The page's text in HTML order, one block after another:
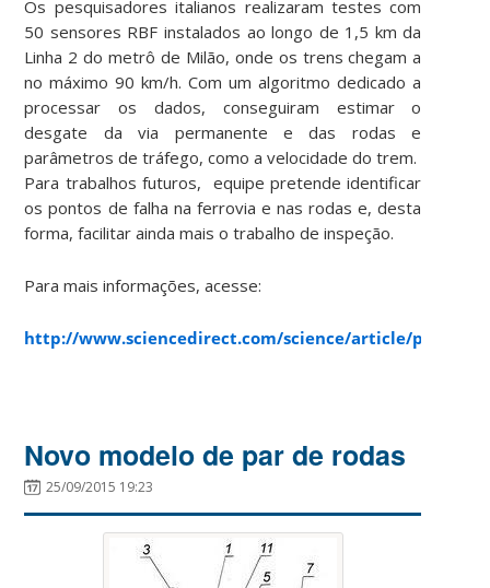
Os pesquisadores italianos realizaram testes com
50 sensores RBF instalados ao longo de 1,5 km da
Linha 2 do metrô de Milão, onde os trens chegam a
no máximo 90 km/h. Com um algoritmo dedicado a
processar os dados, conseguiram estimar o
desgate da via permanente e das rodas e
parâmetros de tráfego, como a velocidade do trem.
Para trabalhos futuros, equipe pretende identificar
os pontos de falha na ferrovia e nas rodas e, desta
forma, facilitar ainda mais o trabalho de inspeção.
Para mais informações, acesse:
http://www.sciencedirect.com/science/article/pii/
Novo modelo de par de rodas
25/09/2015 19:23